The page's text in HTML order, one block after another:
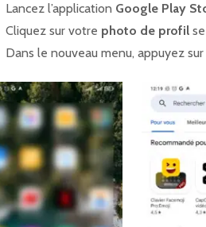
Lancez l’application Google Play
Cliquez sur votre photo de profil
Dans le nouveau menu, appuyez sur